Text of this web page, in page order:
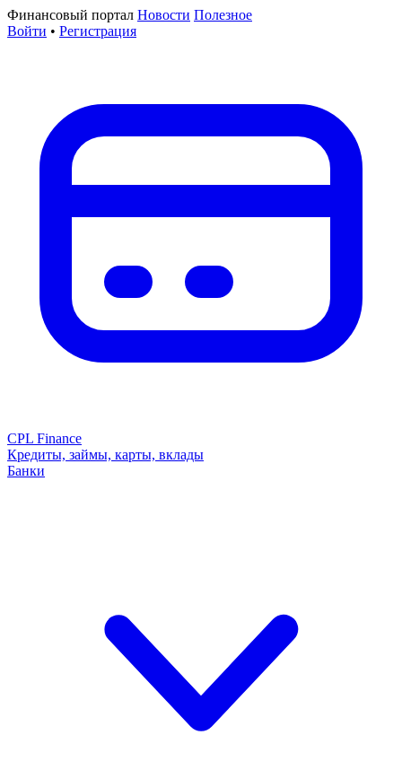
Финансовый портал Новости Полезное
Войти • Регистрация
CPL Finance
Кредиты, займы, карты, вклады
Банки